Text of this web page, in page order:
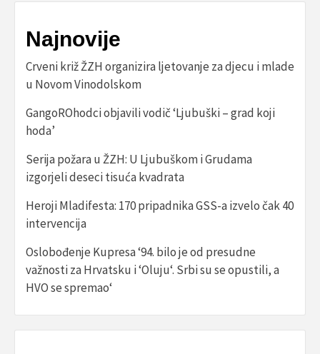
Najnovije
Crveni križ ŽZH organizira ljetovanje za djecu i mlade
u Novom Vinodolskom
GangoROhodci objavili vodič ‘Ljubuški – grad koji
hoda’
Serija požara u ŽZH: U Ljubuškom i Grudama
izgorjeli deseci tisuća kvadrata
Heroji Mladifesta: 170 pripadnika GSS-a izvelo čak 40
intervencija
Oslobođenje Kupresa ‘94. bilo je od presudne
važnosti za Hrvatsku i ‘Oluju‘. Srbi su se opustili, a
HVO se spremao‘